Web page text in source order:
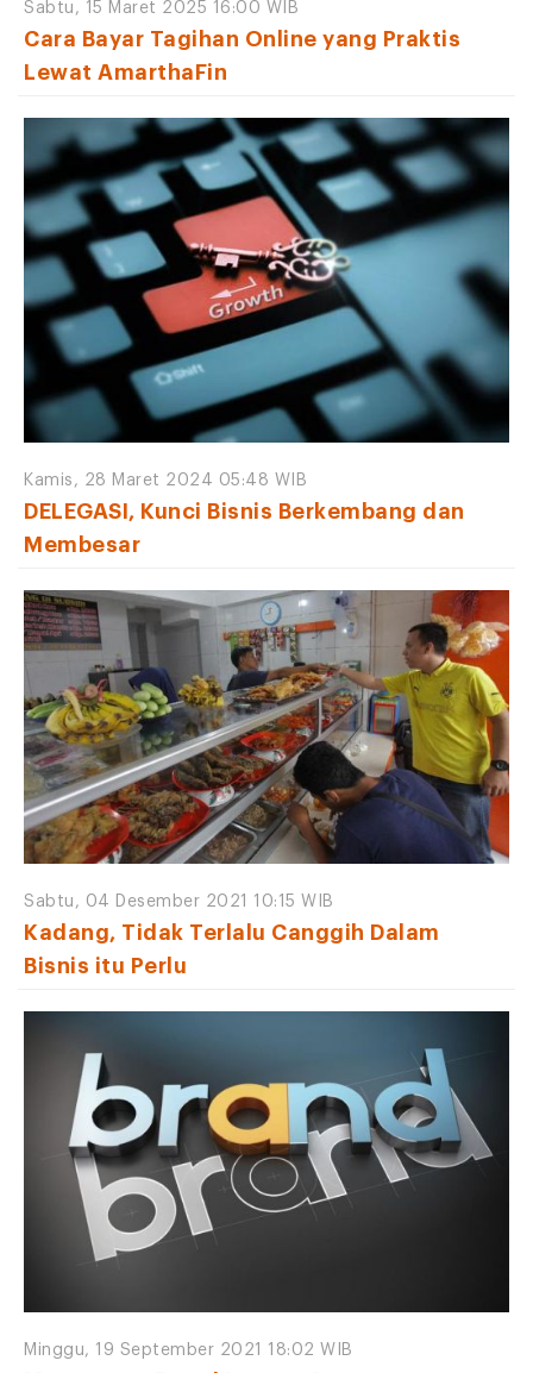
Sabtu, 15 Maret 2025 16:00 WIB
Cara Bayar Tagihan Online yang Praktis
Lewat AmarthaFin
Kamis, 28 Maret 2024 05:48 WIB
DELEGASI, Kunci Bisnis Berkembang dan
Membesar
Sabtu, 04 Desember 2021 10:15 WIB
Kadang, Tidak Terlalu Canggih Dalam
Bisnis itu Perlu
Minggu, 19 September 2021 18:02 WIB